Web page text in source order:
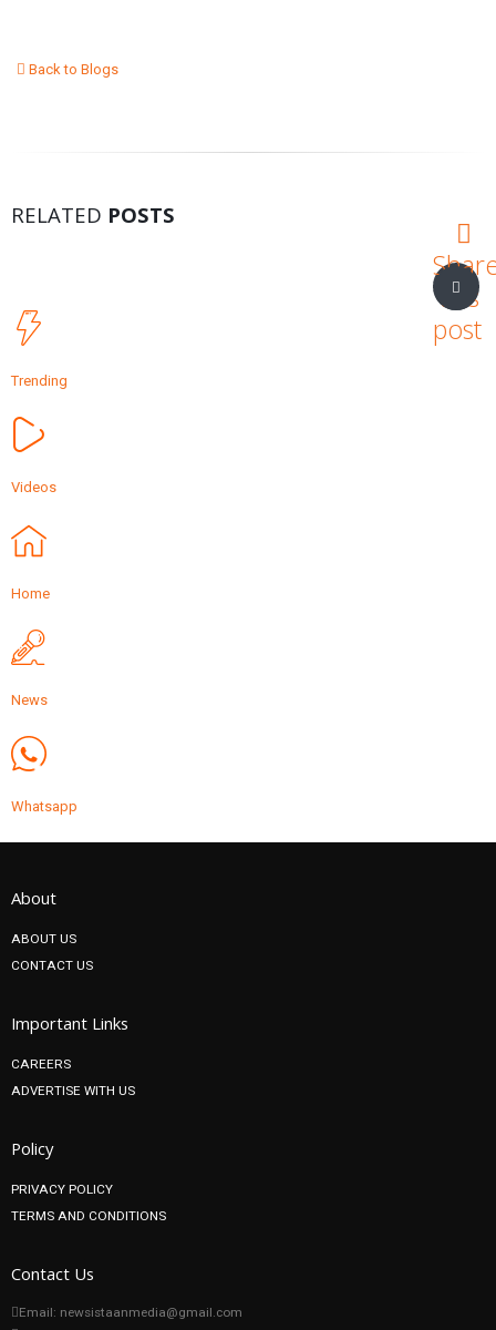
this
post
Back to Blogs
RELATED POSTS
Trending
Videos
Home
News
Whatsapp
About
ABOUT US
CONTACT US
Important Links
CAREERS
ADVERTISE WITH US
Policy
PRIVACY POLICY
TERMS AND CONDITIONS
Contact Us
Email: newsistaanmedia@gmail.com